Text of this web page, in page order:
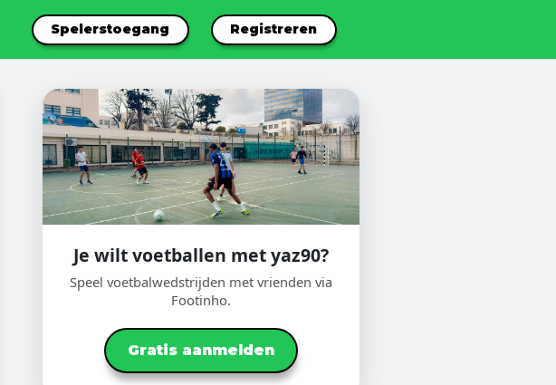
Spelerstoegang Registreren
Je wilt voetballen met yaz90?
Speel voetbalwedstrijden met vrienden via
Footinho.
Gratis aanmelden